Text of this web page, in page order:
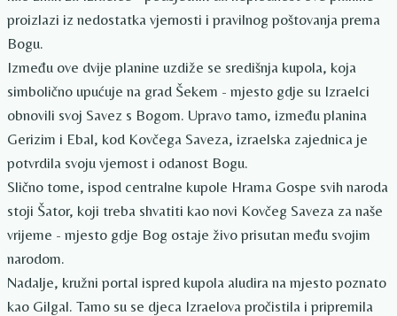
proizlazi iz nedostatka vjernosti i pravilnog poštovanja prema
Bogu.
Između ove dvije planine uzdiže se središnja kupola, koja
simbolično upućuje na grad Šekem - mjesto gdje su Izraelci
obnovili svoj Savez s Bogom. Upravo tamo, između planina
Gerizim i Ebal, kod Kovčega Saveza, izraelska zajednica je
potvrdila svoju vjernost i odanost Bogu.
Slično tome, ispod centralne kupole Hrama Gospe svih naroda
stoji Šator, koji treba shvatiti kao novi Kovčeg Saveza za naše
vrijeme - mjesto gdje Bog ostaje živo prisutan među svojim
narodom.
Nadalje, kružni portal ispred kupola aludira na mjesto poznato
kao Gilgal. Tamo su se djeca Izraelova pročistila i pripremila